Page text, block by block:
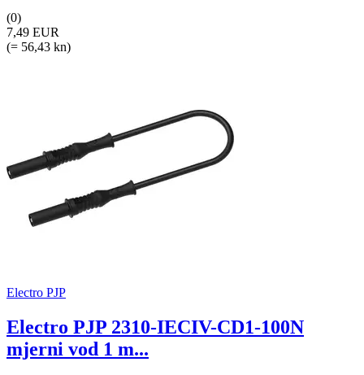
(0)
7,49 EUR
(= 56,43 kn)
Electro PJP
Electro PJP 2310-IECIV-CD1-100N
mjerni vod 1 m...